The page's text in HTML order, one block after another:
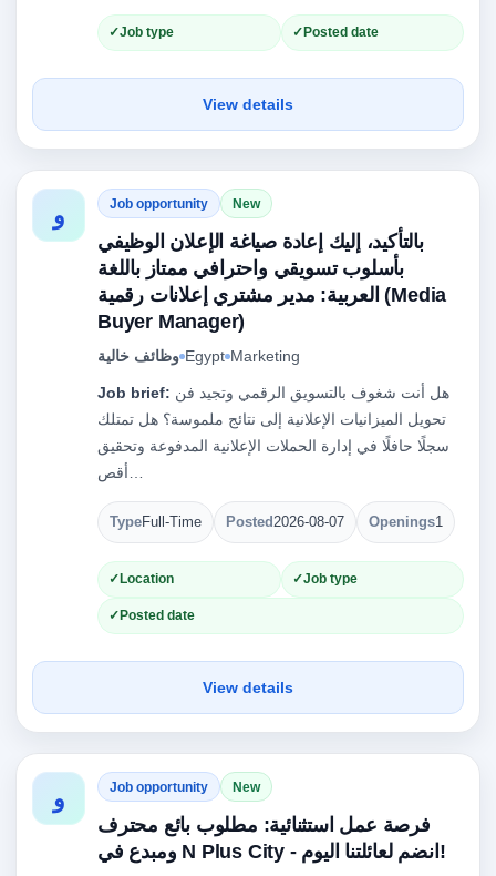
Job type Posted date
View details
و Job opportunity New
بالتأكيد، إليك إعادة صياغة الإعلان الوظيفي
بأسلوب تسويقي واحترافي ممتاز باللغة
العربية: مدير مشتري إعلانات رقمية (Media
Buyer Manager)
وظائف خالية Egypt Marketing
Job brief:
تحويل الميزانيات الإعلانية إلى نتائج ملموسة؟ هل تمتلك
سجلًا حافلًا في إدارة الحملات الإعلانية المدفوعة وتحقيق
TypeFull-Time Posted2026-08-07 Openings1
Location Job type
Posted date
View details
و Job opportunity New
فرصة عمل استثنائية: مطلوب بائع محترف
ومبدع في N Plus City - انضم لعائلتنا اليوم!